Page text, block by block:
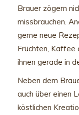
Brauer zögern
missbrauchen.
gerne neue
Früchten, Kaffee
ihnen gerade in
Neben dem
auch über einen
köstlichen